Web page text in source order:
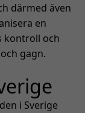
därmed även
en
kontroll och
gagn.
i Sverige